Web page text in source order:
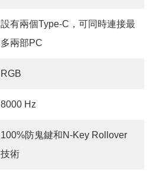
設有兩個Type-C，可同時連接最
多兩部PC
RGB
8000 Hz
100%防鬼鍵和N-Key Rollover
技術